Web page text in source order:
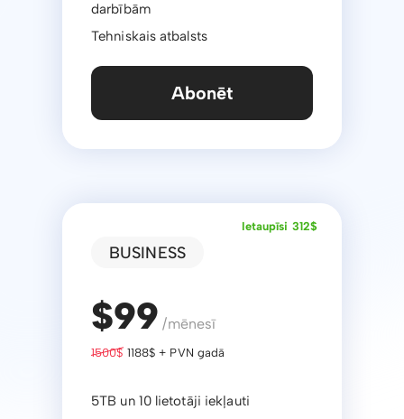
darbībām
Tehniskais atbalsts
Abonēt
Ietaupīsi 312$
BUSINESS
$99 /mēnesī
1500$1188$ + PVN gadā
5TB un 10 lietotāji iekļauti